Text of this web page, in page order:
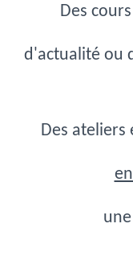
Des
d'actualité ou
Des ateliers